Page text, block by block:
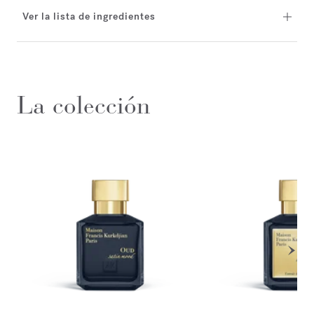
Ver la lista de ingredientes
La colección